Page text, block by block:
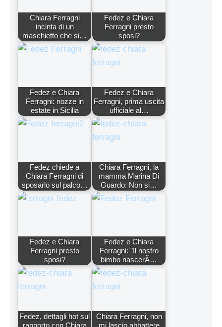
Chiara Ferragni
incinta di un
maschietto che si…
Fedez e Chiara
Ferragni presto
sposi?
Fedez e Chiara
Ferragni: nozze in
estate in Sicilia
Fedez e Chiara
Ferragni, prima uscita
ufficiale al…
Fedez chiede a
Chiara Ferragni di
sposarlo sul palco…
Chiara Ferragni, la
mamma Marina Di
Guardo: Non si…
Fedez e Chiara
Ferragni presto
sposi?
Fedez e Chiara
Ferragni: "Il nostro
bimbo nascerÃ…
Fedez, dettagli hot sul
rapporto con Chiara
Chiara Ferragni, non
mi lascio abbattere